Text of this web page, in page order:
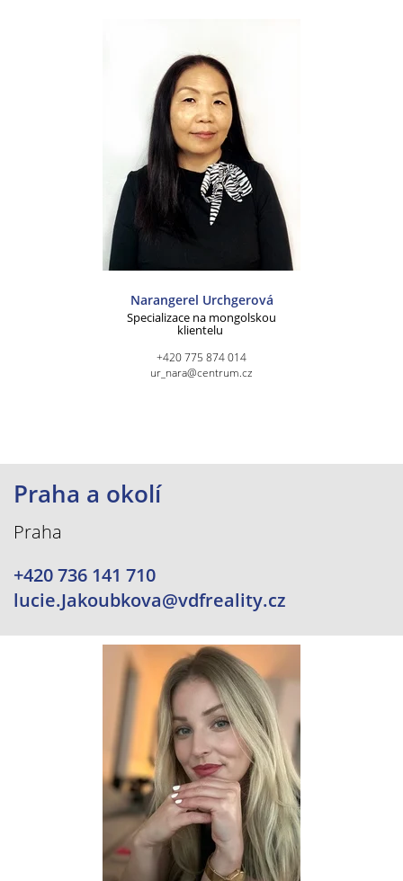
Narangerel Urchgerová
Specializace na mongolskou
klientelu
+420 775 874 014
ur_nara@centrum.cz
Praha a okolí
Praha
+420 736 141 710
lucie.Jakoubkova@vdfreality.cz